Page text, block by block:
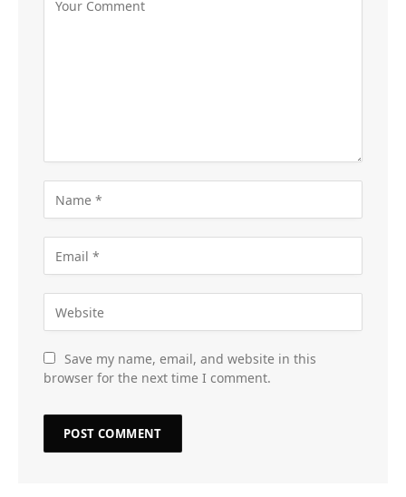
Save my name, email, and website in this
browser for the next time I comment.